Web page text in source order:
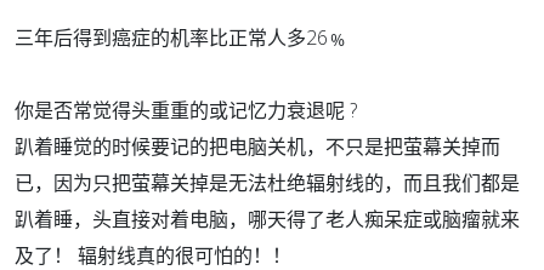
三年后得到癌症的机率比正常人多26﹪
你是否常觉得头重重的或记忆力衰退呢 ?
趴着睡觉的时候要记的把电脑关机，不只是把萤幕关掉而
已，因为只把萤幕关掉是无法杜绝辐射线的，而且我们都是
趴着睡，头直接对着电脑，哪天得了老人痴呆症或脑瘤就来
及了！ 辐射线真的很可怕的！！